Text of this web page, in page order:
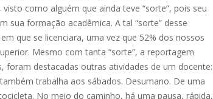
como alguém que ainda teve “sorte”, pois seu
sua formação acadêmica. A tal “sorte” desse
que se licenciara, uma vez que 52% dos nossos
Mesmo com tanta “sorte”, a reportagem
destacadas outras atividades de um docente:
trabalha aos sábados. Desumano. De uma
No meio do caminho, há uma pausa, rápida,